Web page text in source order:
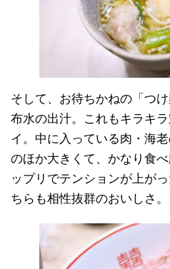
そして、お待ちかねの「つ
布水の出汁。これもキラキ
イ。中に入っている肉・海
のほか大きくて、かなり食
ップリでテンションが上が
ちらも相性抜群のおいしさ。